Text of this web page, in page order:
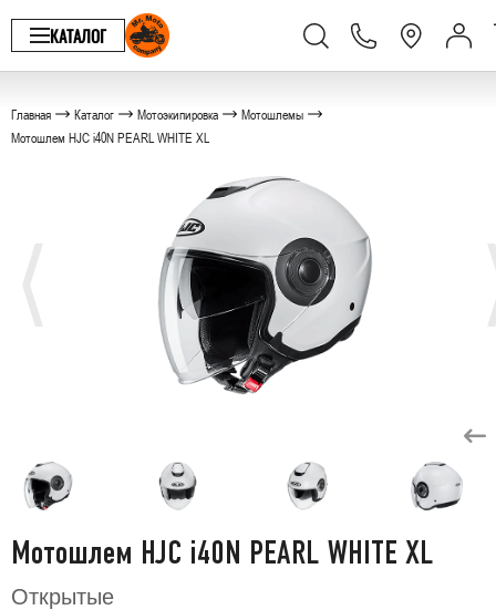
КАТАЛОГ
Главная Каталог Мотоэкипировка
Мотошлемы
Мотошлем HJC i40N PEARL WHITE XL
Мотошлем HJC i40N PEARL WHITE XL
Открытые